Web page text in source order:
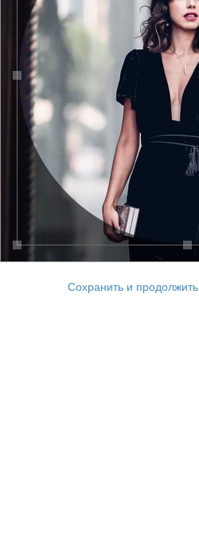
Сохранить и продолжить